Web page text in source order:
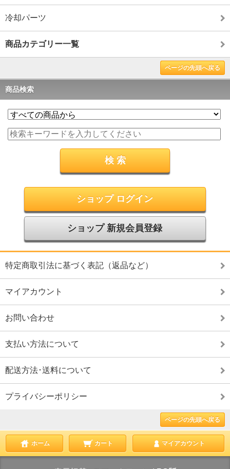
冷却パーツ
商品カテゴリー一覧
ページの先頭へ戻る
商品検索
ショップ ログイン
ショップ 新規会員登録
特定商取引法に基づく表記（返品など）
マイアカウント
お問い合わせ
支払い方法について
配送方法･送料について
プライバシーポリシー
ページの先頭へ戻る
ホーム カート マイアカウント